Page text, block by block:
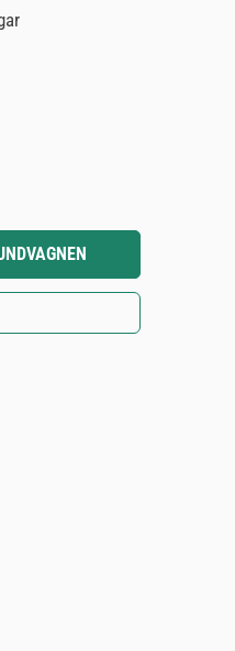
för att öka eller minska kvantiteten.